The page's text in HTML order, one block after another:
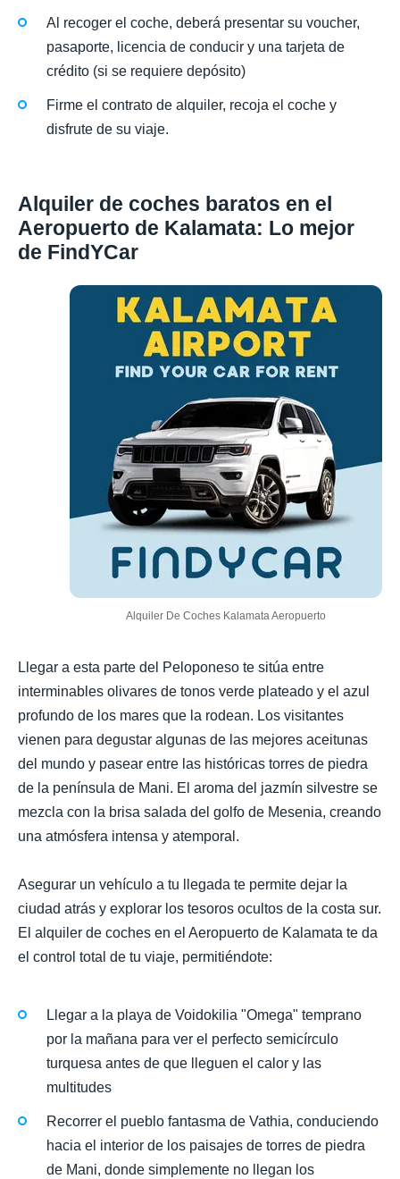
Al recoger el coche, deberá presentar su voucher,
pasaporte, licencia de conducir y una tarjeta de
crédito (si se requiere depósito)
Firme el contrato de alquiler, recoja el coche y
disfrute de su viaje.
Alquiler de coches baratos en el
Aeropuerto de Kalamata: Lo mejor
de FindYCar
Alquiler De Coches Kalamata Aeropuerto
Llegar a esta parte del Peloponeso te sitúa entre
interminables olivares de tonos verde plateado y el azul
profundo de los mares que la rodean. Los visitantes
vienen para degustar algunas de las mejores aceitunas
del mundo y pasear entre las históricas torres de piedra
de la península de Mani. El aroma del jazmín silvestre se
mezcla con la brisa salada del golfo de Mesenia, creando
una atmósfera intensa y atemporal.
Asegurar un vehículo a tu llegada te permite dejar la
ciudad atrás y explorar los tesoros ocultos de la costa sur.
El alquiler de coches en el Aeropuerto de Kalamata te da
el control total de tu viaje, permitiéndote:
Llegar a la playa de Voidokilia "Omega" temprano
por la mañana para ver el perfecto semicírculo
turquesa antes de que lleguen el calor y las
multitudes
Recorrer el pueblo fantasma de Vathia, conduciendo
hacia el interior de los paisajes de torres de piedra
de Mani, donde simplemente no llegan los